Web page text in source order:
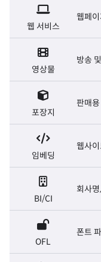
웹 서비스
웹페
영상물
방송
포장지
판매
임베딩
웹사
BI/CI
회사
OFL
폰트
지